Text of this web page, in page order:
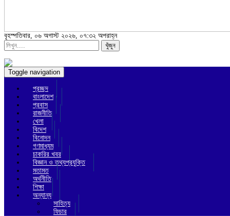
বৃহস্পতিবার, ০৬ অগাস্ট ২০২৬, ০৭:৩২ অপরাহ্ন
খুঁজুন
Toggle navigation
প্রচ্ছদ
বাংলাদেশ
প্রবাস
রাজনীতি
খেলা
বিদেশ
বিনোদন
গণমাধ্যম
চাকরির খবর
বিজ্ঞান ও তথ্যপ্রযুক্তি
মতামত
অর্থনীতি
শিক্ষা
অন্যান্য
সাহিত্য
ফিচার